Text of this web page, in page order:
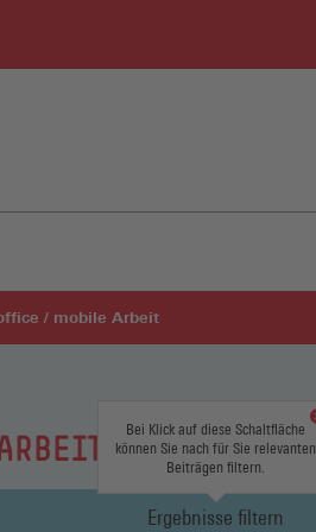
/ mobile Arbeit
Ergebnisse filtern
Bei Klick auf diese Schaltfläche
können Sie nach für Sie relevanten
Beiträgen filtern.